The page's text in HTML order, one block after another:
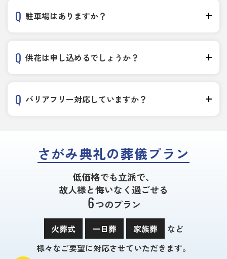
駐車場はありますか？
供花は申し込めるでしょうか？
バリアフリー対応していますか？
さがみ典礼の葬儀プラン
低価格でも立派で、
故人様と悔いなく過ごせる
6つのプラン
火葬式 一日葬 家族葬
など
様々なご要望に対応させていただきます。